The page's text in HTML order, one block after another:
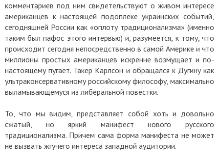
комментариев под ним свидетельствуют о живом интересе
американцев к настоящей подоплеке украинских событий,
сегодняшней России как «оплоту традиционализма» (именно
таким был пафос этого интервью) и, разумеется, к тому, что
происходит сегодня непосредственно в самой Америке и что
миллионы простых американцев искренне возмущает и по-
настоящему пугает. Такер Карлсон и обращался к Дугину как
ультраконсервативному российскому философу, максимально
выламывающемуся из либеральной повестки.
То, что мы видим, представляет собой хоть и довольно
сжатый, но яркий манифест нового русского
традиционализма. Причем сама форма манифеста не может
не вызвать жгучего интереса западной аудитории.